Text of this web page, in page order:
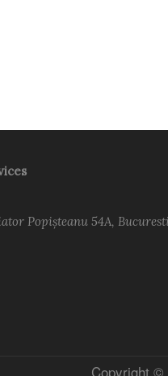
Popișteanu 54A,
Copyright ©